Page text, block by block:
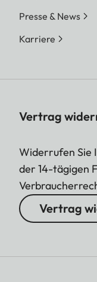
Presse & News
Karriere
Vertrag
Widerrufen Sie
der 14-tägigen
Vertrag